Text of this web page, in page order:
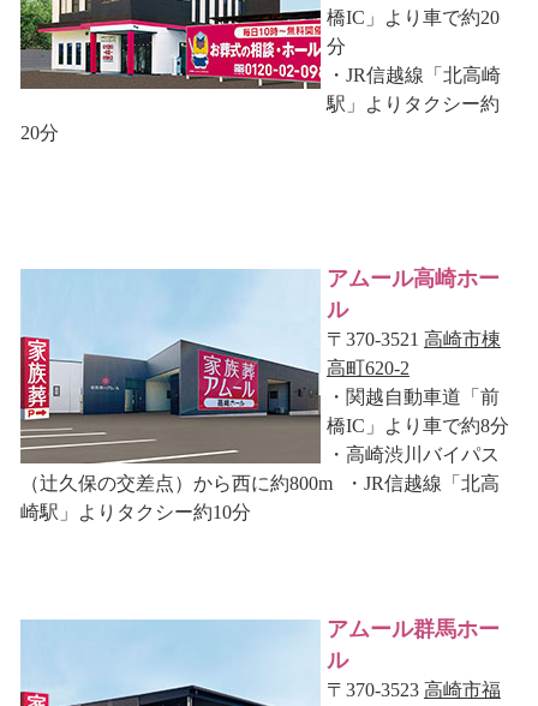
橋IC」より車で約20
分
・JR信越線「北高崎
駅」よりタクシー約
20分
アムール高崎ホー
ル
〒370-3521 高崎市棟
高町620-2
・関越自動車道「前
橋IC」より車で約8分
・高崎渋川バイパス
（辻久保の交差点）から西に約800m ・JR信越線「北高
崎駅」よりタクシー約10分
アムール群馬ホー
ル
〒370-3523 高崎市福